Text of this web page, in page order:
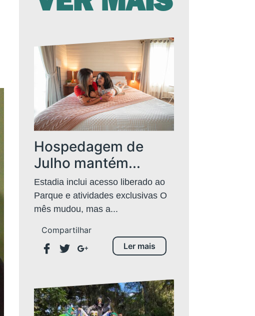
Hospedagem de
Julho mantém...
Estadia inclui acesso liberado ao
Parque e atividades exclusivas O
mês mudou, mas a...
Compartilhar
Ler mais